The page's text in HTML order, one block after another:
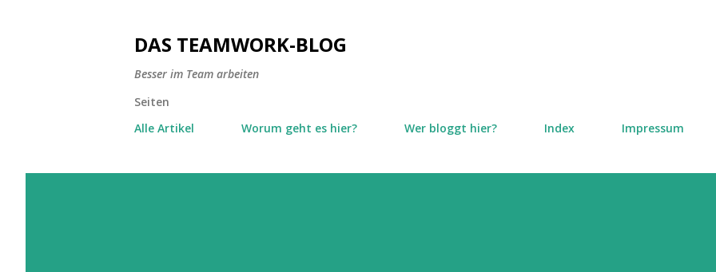
DAS TEAMWORK-BLOG
Besser im Team arbeiten
Seiten
Alle Artikel
Worum geht es hier? Wer bloggt hier? Index Impressum